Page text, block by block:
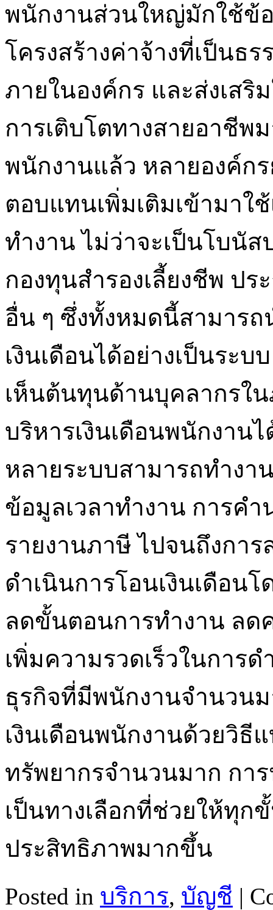
พนักงานส่วนใหญ่มักใช้ข้
โครงสร้างค่าจ้างที่เป็นธ
ภายในองค์กร และส่งเสริ
การเติบโตทางสายอาชีพ
พนักงานแล้ว หลายองค์ก
ตอบแทนเพิ่มเติมเข้ามาใ
ทำงาน ไม่ว่าจะเป็นโบนั
กองทุนสำรองเลี้ยงชีพ ป
อื่น ๆ ซึ่งทั้งหมดนี้สามาร
เงินเดือนได้อย่างเป็นระ
เห็นต้นทุนด้านบุคลากรใ
บริหารเงินเดือนพนักงาน
หลายระบบสามารถทำงา
ข้อมูลเวลาทำงาน การค
รายงานภาษี ไปจนถึงกา
ดำเนินการโอนเงินเดือน
ลดขั้นตอนการทำงาน ลด
เพิ่มความรวดเร็วในการ
ธุรกิจที่มีพนักงานจำนวน
เงินเดือนพนักงานด้วยวิธี
ทรัพยากรจำนวนมาก กา
เป็นทางเลือกที่ช่วยให้ทุก
ประสิทธิภาพมากขึ้น
Posted in บริการ, บัญชี |